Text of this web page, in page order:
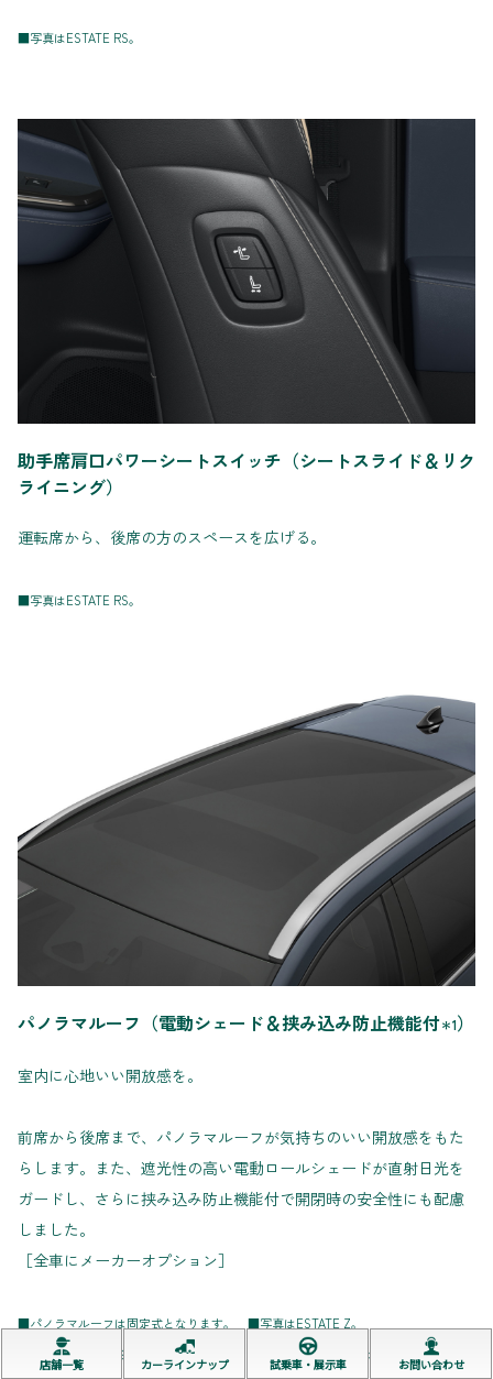
■写真はESTATE RS。
助手席肩口パワーシートスイッチ（シートスライド＆リク
ライニング）
運転席から、後席の方のスペースを広げる。
■写真はESTATE RS。
パノラマルーフ（電動シェード＆挟み込み防止機能付＊1）
室内に心地いい開放感を。
前席から後席まで、パノラマルーフが気持ちのいい開放感をもた
らします。また、遮光性の高い電動ロールシェードが直射日光を
ガードし、さらに挟み込み防止機能付で開閉時の安全性にも配慮
しました。
［全車にメーカーオプション］
■パノラマルーフは固定式となります。 ■写真はESTATE Z。
＊1. 挟まれる物の形状や挟まれ方によっては挟み込みを検知できない場合がありま
店舗一覧 カーラインナップ 試乗車・展示車 お問い合わせ